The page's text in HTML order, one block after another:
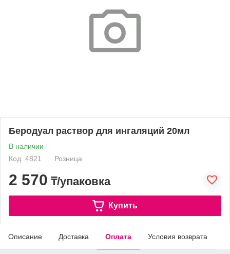
Беродуал раствор для ингаляций 20мл
В наличии
Код: 4821
Розница
2 570 ₸/упаковка
Купить
Описание Доставка Оплата Условия возврата